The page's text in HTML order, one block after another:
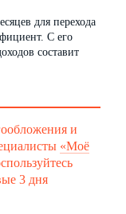
для перехода
С его
составит
и
«Моё
3 дня